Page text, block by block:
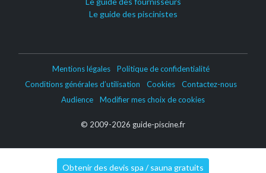
Le guide des piscinistes
Mentions légales
Politique de confidentialité
Conditions générales d’utilisation
Cookies
Contactez-nous
Audience
Modifier mes choix de cookies
© 2009-2026 guide-piscine.fr
Obtenir des devis spa / sauna gratuits